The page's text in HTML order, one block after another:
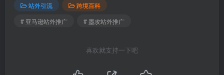
站外引流
跨境百科
# 亚马逊站外推广
# 墨攻站外推广
喜欢就支持一下吧